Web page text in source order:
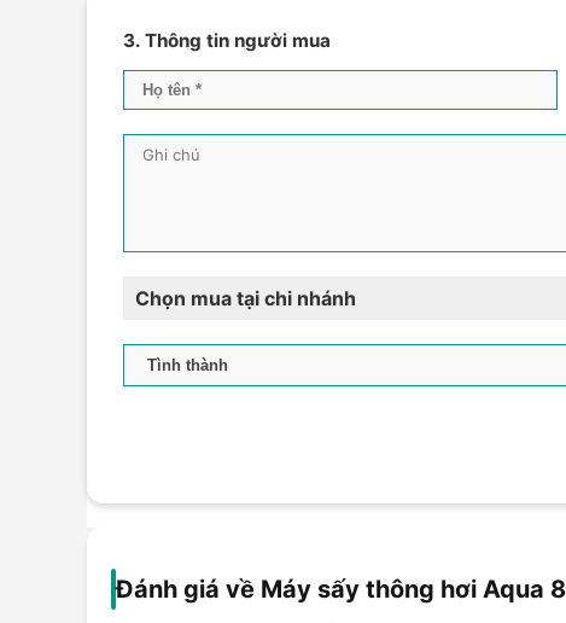
3. Thông tin người mua
Chọn mua tại chi nhánh
Đánh giá về Máy sấy thông hơi Aqua